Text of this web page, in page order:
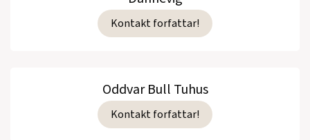
Kontakt forfattar!
Oddvar Bull Tuhus
Kontakt forfattar!